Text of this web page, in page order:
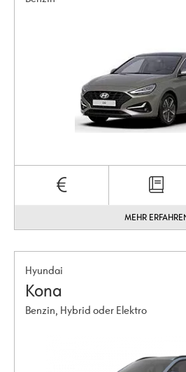
MEHR
Hyundai
Kona
Benzin, Hybrid oder Elektro